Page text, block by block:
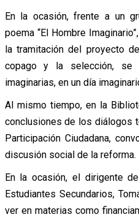
En la ocasión, frente a un
poema “El Hombre
la tramitación del proyecto
copago y la selección, se
imaginarias, en un día
Al mismo tiempo, en la
conclusiones de los diálogos
Participación Ciudadana,
discusión social de la reforma.
En la ocasión, el dirigente
Estudiantes Secundarios,
ver en materias como